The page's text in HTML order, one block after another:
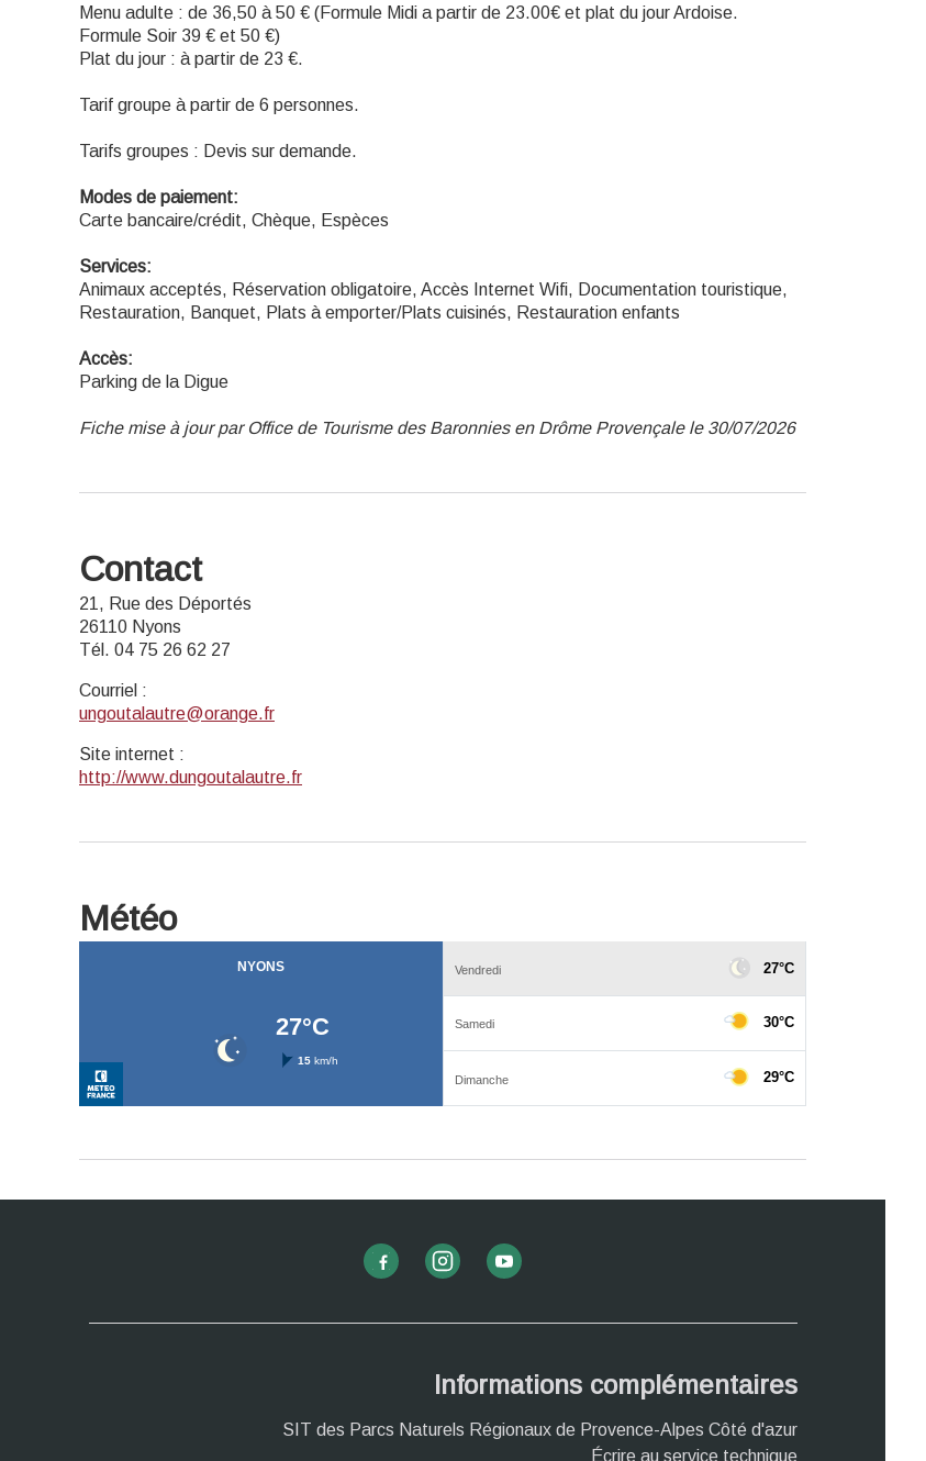
Menu adulte : de 36,50 à 50 € (Formule Midi a partir de 23.00€ et plat du jour Ardoise.
Formule Soir 39 € et 50 €)
Plat du jour : à partir de 23 €.
Tarif groupe à partir de 6 personnes.
Tarifs groupes : Devis sur demande.
Modes de paiement:
Carte bancaire/crédit, Chèque, Espèces
Services:
Animaux acceptés, Réservation obligatoire, Accès Internet Wifi, Documentation touristique,
Restauration, Banquet, Plats à emporter/Plats cuisinés, Restauration enfants
Accès:
Parking de la Digue
Fiche mise à jour par Office de Tourisme des Baronnies en Drôme Provençale le 30/07/2026
Contact
21, Rue des Déportés
26110 Nyons
Tél. 04 75 26 62 27
Courriel :
ungoutalautre@orange.fr
Site internet :
http://www.dungoutalautre.fr
Météo
Informations complémentaires
SIT des Parcs Naturels Régionaux de Provence-Alpes Côté d'azur
Écrire au service technique